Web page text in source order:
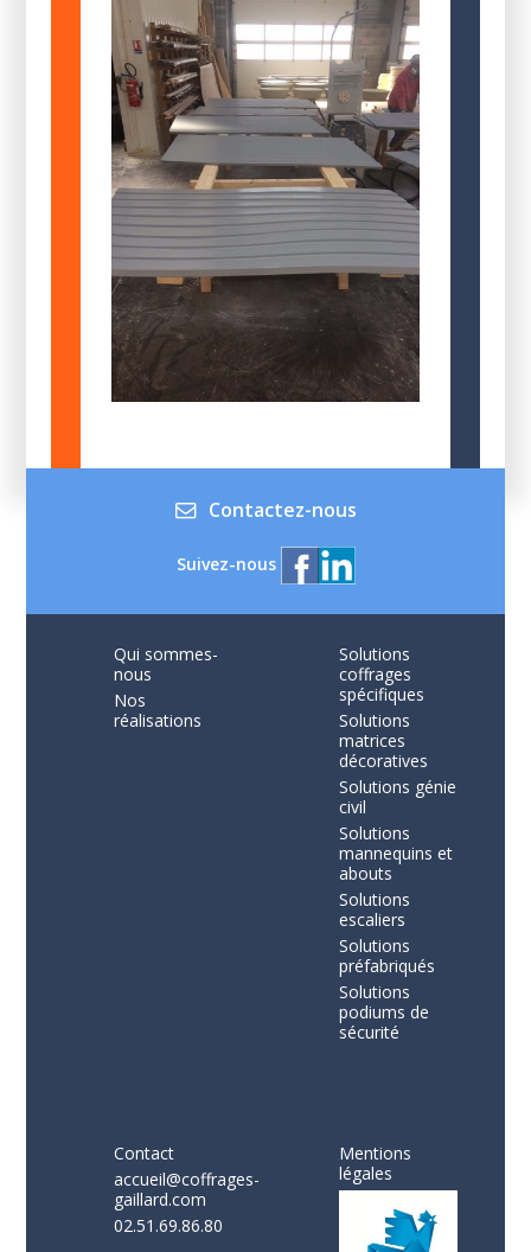
Contactez-nous
Suivez-nous
Qui sommes-
nous
Nos
réalisations
Solutions
coffrages
spécifiques
Solutions
matrices
décoratives
Solutions génie
civil
Solutions
mannequins et
abouts
Solutions
escaliers
Solutions
préfabriqués
Solutions
podiums de
sécurité
Contact
accueil@coffrages-
gaillard.com
02.51.69.86.80
Mentions
légales